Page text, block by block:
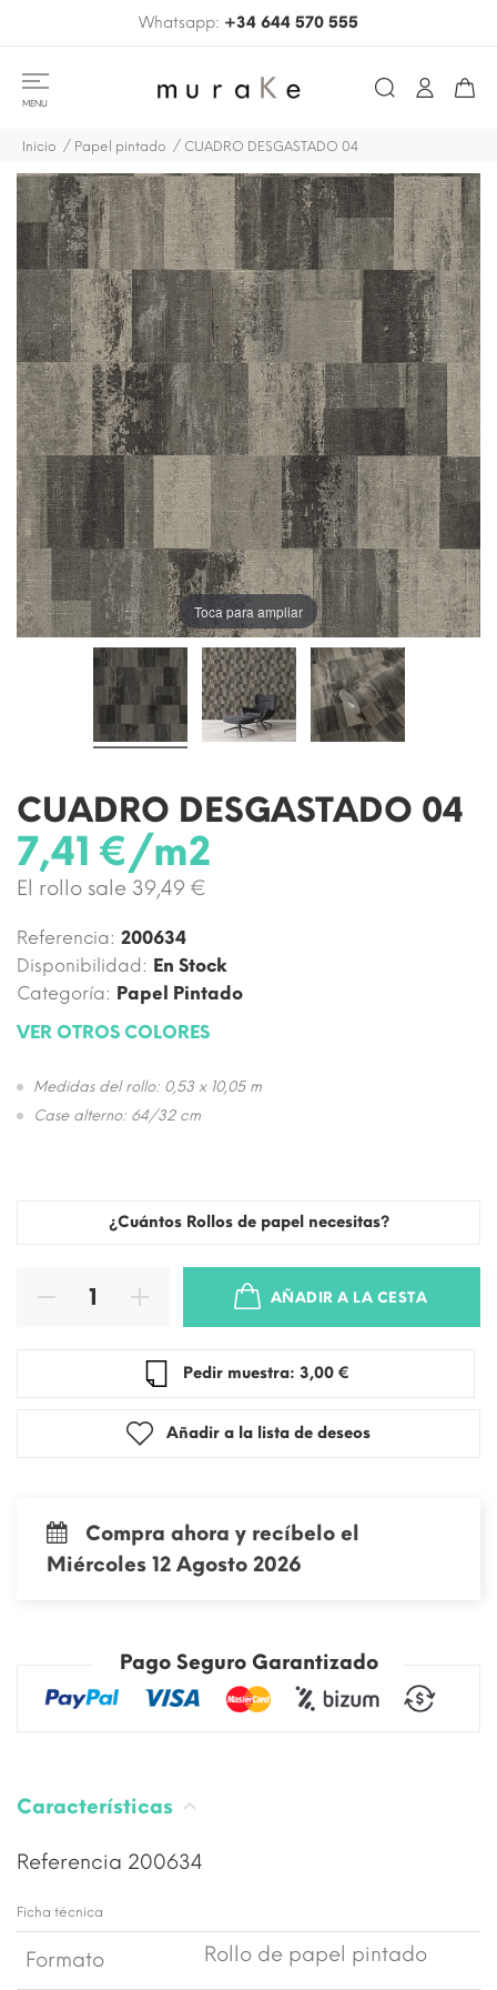
Whatsapp: +34 644 570 555
MENU
Inicio Papel pintado CUADRO DESGASTADO 04
Toca para ampliar
CUADRO DESGASTADO 04
7,41 €/m2
El rollo sale 39,49 €
Referencia: 200634
Disponibilidad: En Stock
Categoría: Papel Pintado
VER OTROS COLORES
Medidas del rollo: 0,53 x 10,05 m
Case alterno: 64/32 cm
¿Cuántos Rollos de papel necesitas?
AÑADIR A LA CESTA
Pedir muestra: 3,00 €
Añadir a la lista de deseos
Compra ahora y recíbelo el
Miércoles 12 Agosto 2026
Pago Seguro Garantizado
Características
Referencia 200634
Ficha técnica
Formato Rollo de papel pintado